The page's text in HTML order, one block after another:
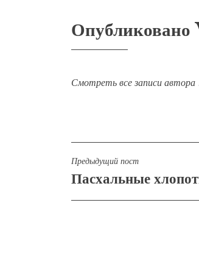
Опубликовано
Смотреть все записи
Навигация
по
Предыдущий пост
Пасхальные